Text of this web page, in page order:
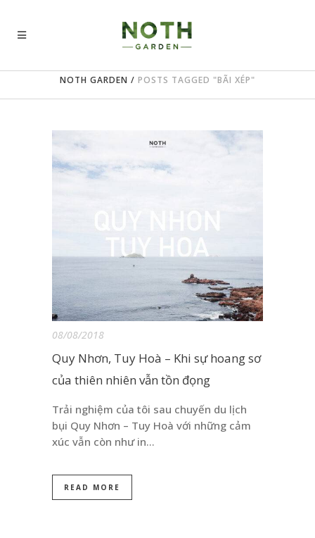
NOTH GARDEN / POSTS TAGGED "BÃI XÉP"
08/08/2018
Quy Nhơn, Tuy Hoà – Khi sự hoang sơ
của thiên nhiên vẫn tồn đọng
Trải nghiệm của tôi sau chuyến du lịch
bụi Quy Nhơn – Tuy Hoà với những cảm
xúc vẫn còn như in…
READ MORE